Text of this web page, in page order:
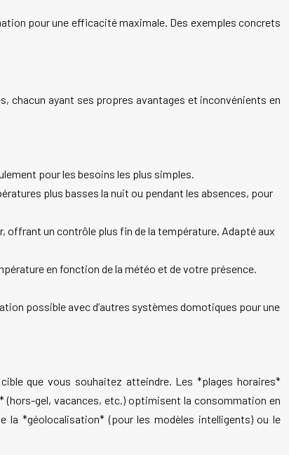
pour une efficacité maximale. Des exemples concrets
chacun ayant ses propres avantages et inconvénients en
pour les besoins les plus simples.
plus basses la nuit ou pendant les absences, pour
offrant un contrôle plus fin de la température. Adapté aux
en fonction de la météo et de votre présence.
possible avec d’autres systèmes domotiques pour une
que vous souhaitez atteindre. Les *plages horaires*
gel, vacances, etc.) optimisent la consommation en
*géolocalisation* (pour les modèles intelligents) ou le